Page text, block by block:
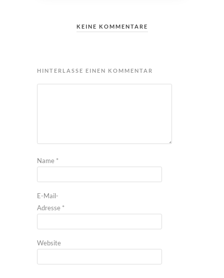
KEINE KOMMENTARE
HINTERLASSE EINEN KOMMENTAR
Name *
E-Mail-
Adresse *
Website